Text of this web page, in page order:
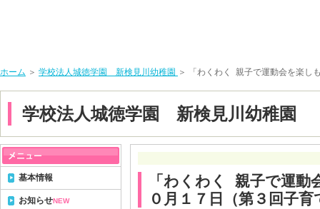
ホーム ＞ 学校法人城徳学園 新検見川幼稚園 ＞ 「わくわく 親子で運動会を楽し
学校法人城徳学園 新検見川幼稚園
「わくわく 親子で運動
０月１７日（第３回子育
基本情報
お知らせNEW